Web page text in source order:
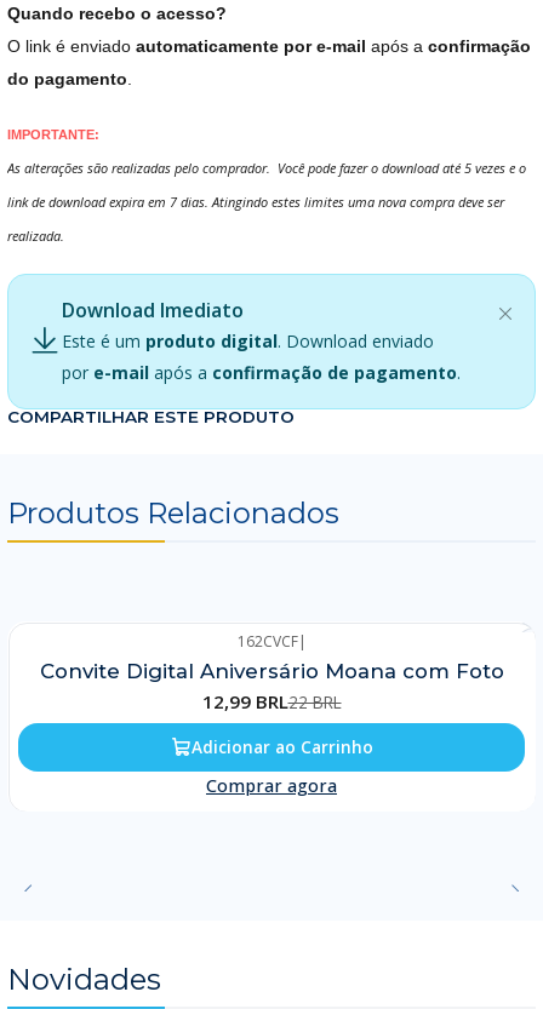
Quando recebo o acesso?
O link é enviado automaticamente por e-mail após a confirmação
do pagamento
IMPORTANTE:
As alterações são realizadas pelo comprador. Você pode fazer o download até 5 vezes e o
link de download expira em 7 dias. Atingindo estes limites uma nova compra deve ser
realizada.
Download Imediato
Este é um produto digital. Download enviado
por e-mail após a confirmação de pagamento.
COMPARTILHAR ESTE PRODUTO
Produtos Relacionados
162CVCF|
Convite Digital Aniversário Moana com Foto
12,99 BRL22 BRL
Adicionar ao Carrinho
Comprar agora
Novidades